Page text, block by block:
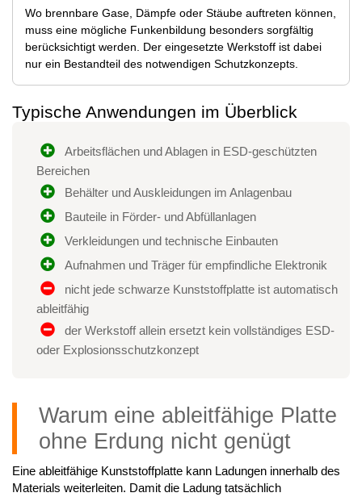
Wo brennbare Gase, Dämpfe oder Stäube auftreten können,
muss eine mögliche Funkenbildung besonders sorgfältig
berücksichtigt werden. Der eingesetzte Werkstoff ist dabei
nur ein Bestandteil des notwendigen Schutzkonzepts.
Typische Anwendungen im Überblick
Arbeitsflächen und Ablagen in ESD-geschützten
Bereichen
Behälter und Auskleidungen im Anlagenbau
Bauteile in Förder- und Abfüllanlagen
Verkleidungen und technische Einbauten
Aufnahmen und Träger für empfindliche Elektronik
nicht jede schwarze Kunststoffplatte ist automatisch
ableitfähig
der Werkstoff allein ersetzt kein vollständiges ESD-
oder Explosionsschutzkonzept
Warum eine ableitfähige Platte
ohne Erdung nicht genügt
Eine ableitfähige Kunststoffplatte kann Ladungen innerhalb des
Materials weiterleiten. Damit die Ladung tatsächlich